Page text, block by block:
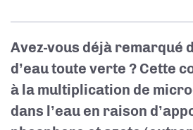
Avez-vous déjà remarqué
d’eau toute verte ? Cette
à la multiplication de
dans l’eau en raison